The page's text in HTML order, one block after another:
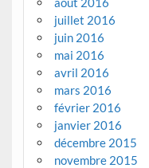
juillet 2016
juin 2016
mai 2016
avril 2016
mars 2016
février 2016
janvier 2016
décembre 2015
novembre 2015